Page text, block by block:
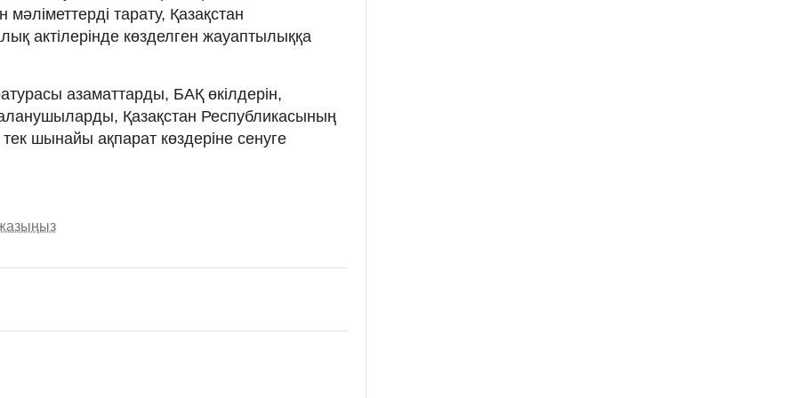
тарату, Қазақстан
актілерінде көзделген жауаптылыққа
азаматтарды, БАҚ өкілдерін,
Қазақстан Республикасының
шынайы ақпарат көздеріне сенуге
жазыңыз